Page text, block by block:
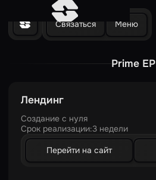
Связаться Меню
Prime EP
Лендинг
Создание с нуля
Срок реализации:3 недели
Перейти на сайт